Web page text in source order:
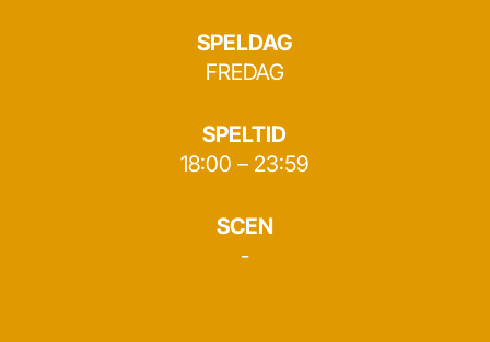
SPELDAG
FREDAG
SPELTID
18:00 – 23:59
SCEN
-